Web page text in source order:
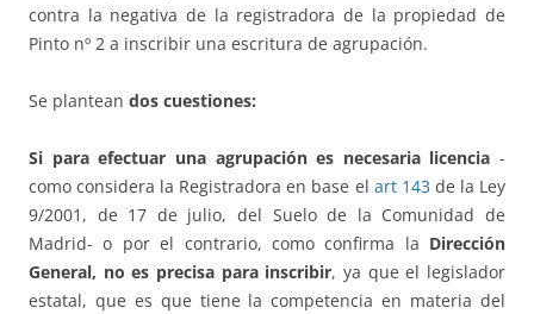
contra la negativa de la registradora de la propiedad de
Pinto nº 2 a inscribir una escritura de agrupación.
Se plantean dos cuestiones:
Si para efectuar una agrupación es necesaria licencia -
como considera la Registradora en base el art 143 de la Ley
9/2001, de 17 de julio, del Suelo de la Comunidad de
Madrid- o por el contrario, como confirma la Dirección
General, no es precisa para inscribir, ya que el legislador
estatal, que es que tiene la competencia en materia del